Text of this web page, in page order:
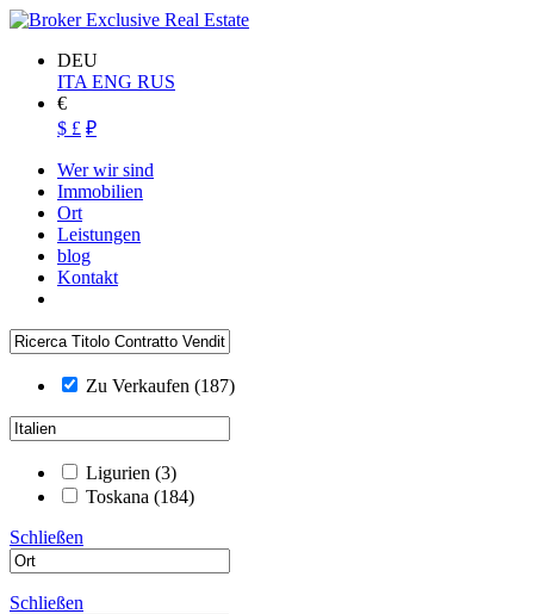
DEU
ITA ENG RUS
€
$ £ ₽
Wer wir sind
Immobilien
Ort
Leistungen
blog
Kontakt
Zu Verkaufen (187)
Ligurien (3)
Toskana (184)
Schließen
Schließen